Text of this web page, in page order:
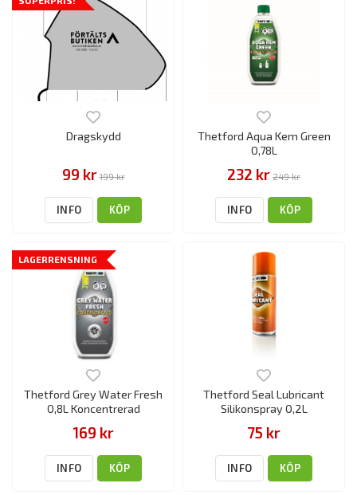
Dragskydd
99 kr 199 kr
INFO KÖP
Thetford Aqua Kem Green
0,78L
232 kr 249 kr
INFO KÖP
LAGERRENSNING
Thetford Grey Water Fresh
0,8L Koncentrerad
169 kr
INFO KÖP
Thetford Seal Lubricant
Silikonspray 0,2L
75 kr
INFO KÖP